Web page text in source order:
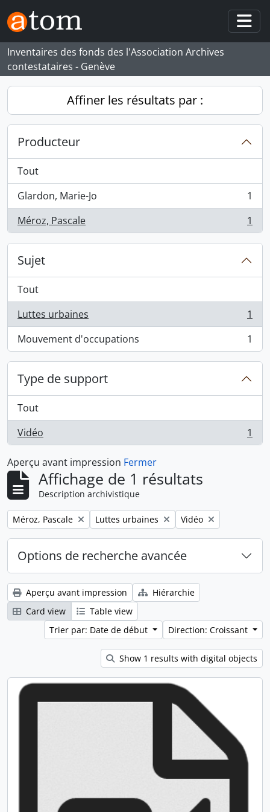
Skip to main content
Inventaires des fonds des l'Association Archives
contestataires - Genève
Affiner les résultats par :
Producteur
Tout
Glardon, Marie-Jo
, 1 résultats
1
Méroz, Pascale
, 1 résultats 1
Sujet
Tout
Luttes urbaines
, 1 résultats
1
Mouvement d'occupations
, 1 résultats 1
Type de support
Tout
Vidéo
, 1 résultats 1
Aperçu avant impression Fermer
Affichage de 1 résultats
Description archivistique
Remove filter:
Méroz, Pascale Remove filter:
Luttes urbaines Remove filter:
Vidéo
Options de recherche avancée
Aperçu avant impression
Hiérarchie
Card view
Table view
Trier par: Date de début
Direction: Croissant
Show 1 results with digital objects